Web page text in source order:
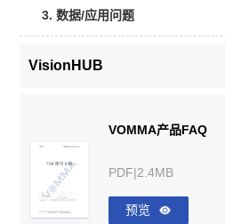
3. 数据/应用问题
VisionHUB
VOMMA产品FAQ
PDF|2.4MB
预览